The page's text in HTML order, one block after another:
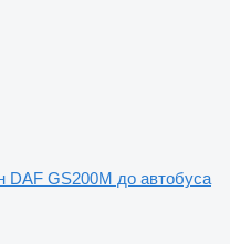
DAF GS200M до автобуса